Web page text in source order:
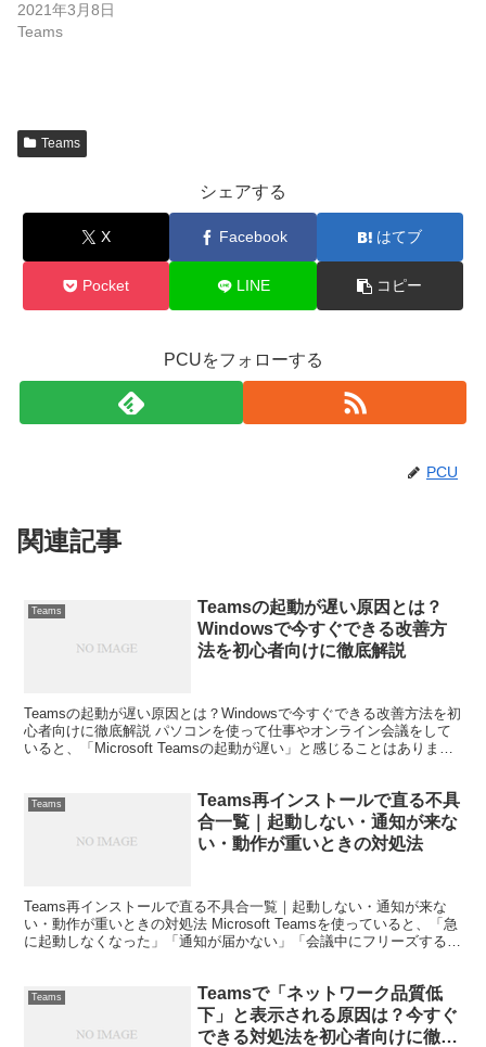
2021年3月8日
Teams
Teams
シェアする
X Facebook はてブ
Pocket LINE コピー
PCUをフォローする
PCU
関連記事
Teams
Teamsの起動が遅い原因とは？
Windowsで今すぐできる改善方
法を初心者向けに徹底解説
Teamsの起動が遅い原因とは？Windowsで今すぐできる改善方法を初
心者向けに徹底解説 パソコンを使って仕事やオンライン会議をして
いると、「Microsoft Teamsの起動が遅い」と感じることはありませ
Teams
Teams再インストールで直る不具
合一覧｜起動しない・通知が来な
い・動作が重いときの対処法
Teams再インストールで直る不具合一覧｜起動しない・通知が来な
い・動作が重いときの対処法 Microsoft Teamsを使っていると、「急
に起動しなくなった」「通知が届かない」「会議中にフリーズする」
Teams
Teamsで「ネットワーク品質低
下」と表示される原因は？今すぐ
できる対処法を初心者向けに徹底